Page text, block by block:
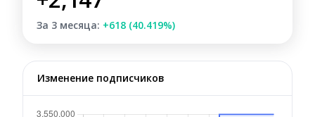
За 3 месяца: +618 (40.419%)
Изменение подписчиков